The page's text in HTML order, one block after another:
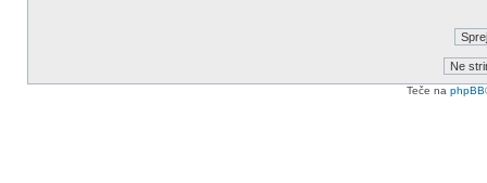
Teče na phpBB